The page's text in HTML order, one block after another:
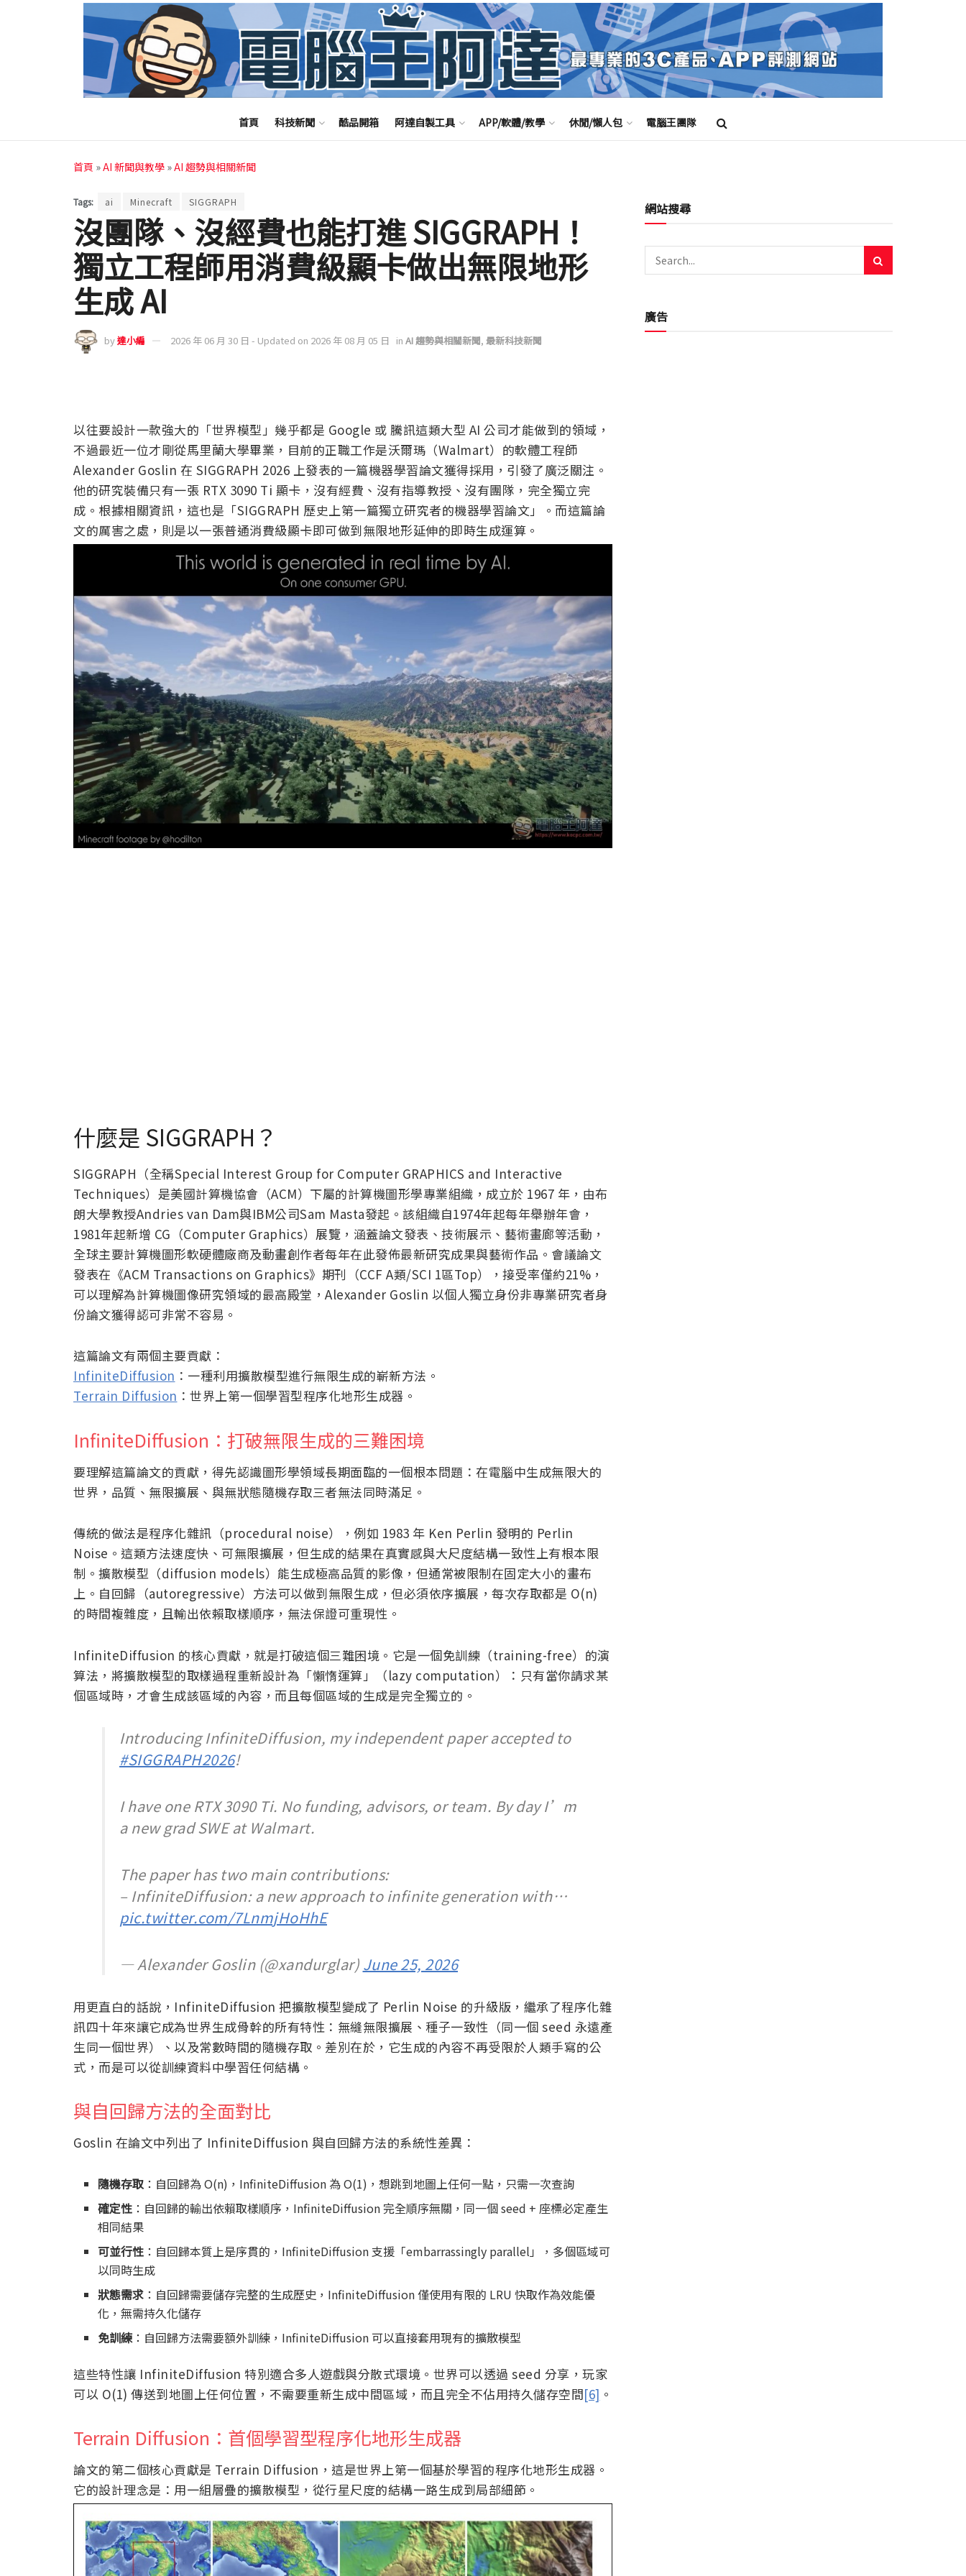
首頁 科技新聞 酷品開箱 阿達自製工具 APP/軟體/教學 休閒/懶人包 電腦王團隊
首頁 »AI 新聞與教學 »AI 趨勢與相關新聞
Tags: ai Minecraft SIGGRAPH
沒團隊、沒經費也能打進 SIGGRAPH！
獨立工程師用消費級顯卡做出無限地形
生成 AI
by達小編 2026 年 06 月 30 日 - Updated on 2026 年 08 月 05 日 in AI 趨勢與相關新聞, 最新科技新聞
以往要設計一款強大的「世界模型」幾乎都是 Google 或 騰訊這類大型 AI 公司才能做到的領域，
不過最近一位才剛從馬里蘭大學畢業，目前的正職工作是沃爾瑪（Walmart）的軟體工程師
Alexander Goslin 在 SIGGRAPH 2026 上發表的一篇機器學習論文獲得採用，引發了廣泛關注。
他的研究裝備只有一張 RTX 3090 Ti 顯卡，沒有經費、沒有指導教授、沒有團隊，完全獨立完
成。根據相關資訊，這也是「SIGGRAPH 歷史上第一篇獨立研究者的機器學習論文」。而這篇論
文的厲害之處，則是以一張普通消費級顯卡即可做到無限地形延伸的即時生成運算。
什麼是 SIGGRAPH？
SIGGRAPH（全稱Special Interest Group for Computer GRAPHICS and Interactive
Techniques）是美國計算機協會（ACM）下屬的計算機圖形學專業組織，成立於 1967 年，由布
朗大學教授Andries van Dam與IBM公司Sam Masta發起。該組織自1974年起每年舉辦年會，
1981年起新增 CG（Computer Graphics）展覽，涵蓋論文發表、技術展示、藝術畫廊等活動，
全球主要計算機圖形軟硬體廠商及動畫創作者每年在此發佈最新研究成果與藝術作品。會議論文
發表在《ACM Transactions on Graphics》期刊（CCF A類/SCI 1區Top），接受率僅約21%，
可以理解為計算機圖像研究領域的最高殿堂，Alexander Goslin 以個人獨立身份非專業研究者身
份論文獲得認可非常不容易。
這篇論文有兩個主要貢獻：
InfiniteDiffusion ：一種利用擴散模型進行無限生成的嶄新方法。
Terrain Diffusion ：世界上第一個學習型程序化地形生成器。
InfiniteDiffusion：打破無限生成的三難困境
要理解這篇論文的貢獻，得先認識圖形學領域長期面臨的一個根本問題：在電腦中生成無限大的
世界，品質、無限擴展、與無狀態隨機存取三者無法同時滿足。
傳統的做法是程序化雜訊（procedural noise），例如 1983 年 Ken Perlin 發明的 Perlin
Noise。這類方法速度快、可無限擴展，但生成的結果在真實感與大尺度結構一致性上有根本限
制。擴散模型（diffusion models）能生成極高品質的影像，但通常被限制在固定大小的畫布
上。自回歸（autoregressive）方法可以做到無限生成，但必須依序擴展，每次存取都是 O(n)
的時間複雜度，且輸出依賴取樣順序，無法保證可重現性。
InfiniteDiffusion 的核心貢獻，就是打破這個三難困境。它是一個免訓練（training-free）的演
算法，將擴散模型的取樣過程重新設計為「懶惰運算」（lazy computation）：只有當你請求某
個區域時，才會生成該區域的內容，而且每個區域的生成是完全獨立的。
Introducing InfiniteDiffusion, my independent paper accepted to
#SIGGRAPH2026!
I have one RTX 3090 Ti. No funding, advisors, or team. By day I’m
a new grad SWE at Walmart.
The paper has two main contributions:
– InfiniteDiffusion: a new approach to infinite generation with…
pic.twitter.com/7LnmjHoHhE
— Alexander Goslin (@xandurglar) June 25, 2026
用更直白的話說，InfiniteDiffusion 把擴散模型變成了 Perlin Noise 的升級版，繼承了程序化雜
訊四十年來讓它成為世界生成骨幹的所有特性：無縫無限擴展、種子一致性（同一個 seed 永遠產
生同一個世界）、以及常數時間的隨機存取。差別在於，它生成的內容不再受限於人類手寫的公
式，而是可以從訓練資料中學習任何結構。
與自回歸方法的全面對比
Goslin 在論文中列出了 InfiniteDiffusion 與自回歸方法的系統性差異：
隨機存取 ：自回歸為 O(n)，InfiniteDiffusion 為 O(1)，想跳到地圖上任何一點，只需一次查詢
確定性 ：自回歸的輸出依賴取樣順序，InfiniteDiffusion 完全順序無關，同一個 seed + 座標必定產生
相同結果
可並行性 ：自回歸本質上是序貫的，InfiniteDiffusion 支援「embarrassingly parallel」，多個區域可
以同時生成
狀態需求 ：自回歸需要儲存完整的生成歷史，InfiniteDiffusion 僅使用有限的 LRU 快取作為效能優
化，無需持久化儲存
免訓練 ：自回歸方法需要額外訓練，InfiniteDiffusion 可以直接套用現有的擴散模型
這些特性讓 InfiniteDiffusion 特別適合多人遊戲與分散式環境。世界可以透過 seed 分享，玩家
可以 O(1) 傳送到地圖上任何位置，不需要重新生成中間區域，而且完全不佔用持久儲存空間[6] 。
Terrain Diffusion：首個學習型程序化地形生成器
論文的第二個核心貢獻是 Terrain Diffusion，這是世界上第一個基於學習的程序化地形生成器。
它的設計理念是：用一組層疊的擴散模型，從行星尺度的結構一路生成到局部細節。
網站搜尋
廣告